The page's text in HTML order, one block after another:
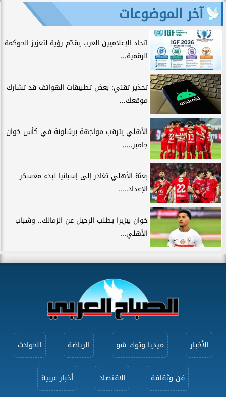
آخر الموضوعات
اتحاد الإعلاميين العرب يقدّم رؤية لتعزيز الحوكمة
الرقمية...
تحذير تقني: بعض تطبيقات الهواتف قد تشارك
موقعك...
الأهلي يترقب مواجهة برشلونة في كأس خوان
جامبر.....
بعثة الأهلي تغادر إلى إسبانيا لبدء معسكر
الإعداد.....
خوان بيزيرا يطلب الرحيل عن الزمالك.. وشباب
الأهلي...
الأخبار ميديا وتوك شو الرياضة الحوادث
فن وثقافة الاقتصاد أخبار عربية